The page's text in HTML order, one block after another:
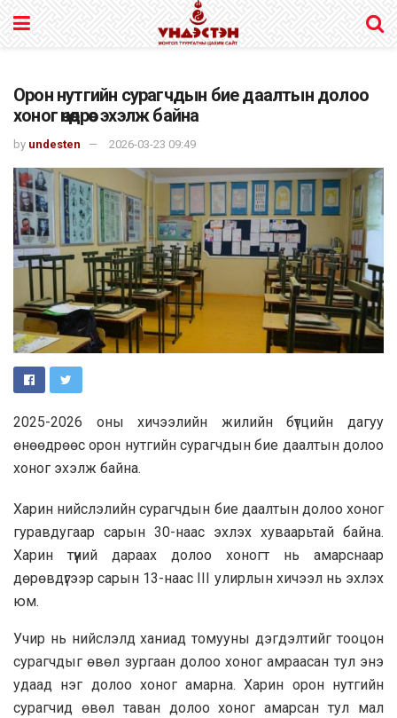
Орон нутгийн сурагчдын бие даалтын долоо
хоног өнөөдрөөс эхэлж байна
by undesten 2026-03-23 09:49
2025-2026 оны хичээлийн жилийн бүтцийн дагуу
өнөөдрөөс орон нутгийн сурагчдын бие даалтын долоо
хоног эхэлж байна.
Харин нийслэлийн сурагчдын бие даалтын долоо хоног
гуравдугаар сарын 30-наас эхлэх хуваарьтай байна.
Харин түүний дараах долоо хоногт нь амарснаар
дөрөвдүгээр сарын 13-наас III улирлын хичээл нь эхлэх
юм.
Учир нь нийслэлд ханиад томууны дэгдэлтийг тооцон
сурагчдыг өвөл зургаан долоо хоног амраасан тул энэ
удаад нэг долоо хоног амарна. Харин орон нутгийн
сурагчид өвөл таван долоо хоног амарсан тул мал